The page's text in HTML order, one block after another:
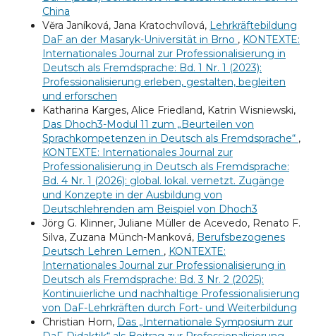
China
Věra Janíková, Jana Kratochvílová, Lehrkräftebildung
DaF an der Masaryk-Universität in Brno , KONTEXTE:
Internationales Journal zur Professionalisierung in
Deutsch als Fremdsprache: Bd. 1 Nr. 1 (2023):
Professionalisierung erleben, gestalten, begleiten
und erforschen
Katharina Karges, Alice Friedland, Katrin Wisniewski,
Das Dhoch3-Modul 11 zum „Beurteilen von
Sprachkompetenzen in Deutsch als Fremdsprache“ ,
KONTEXTE: Internationales Journal zur
Professionalisierung in Deutsch als Fremdsprache:
Bd. 4 Nr. 1 (2026): global. lokal. vernetzt. Zugänge
und Konzepte in der Ausbildung von
Deutschlehrenden am Beispiel von Dhoch3
Jörg G. Klinner, Juliane Müller de Acevedo, Renato F.
Silva, Zuzana Münch-Manková, Berufsbezogenes
Deutsch Lehren Lernen , KONTEXTE:
Internationales Journal zur Professionalisierung in
Deutsch als Fremdsprache: Bd. 3 Nr. 2 (2025):
Kontinuierliche und nachhaltige Professionalisierung
von DaF-Lehrkräften durch Fort- und Weiterbildung
Christian Horn, Das „Internationale Symposium zur